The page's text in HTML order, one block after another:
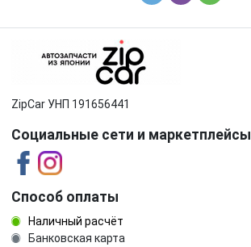
ZipCar УНП 191656441
Социальные сети и маркетплейсы
Способ оплаты
Наличный расчёт
Банковская карта